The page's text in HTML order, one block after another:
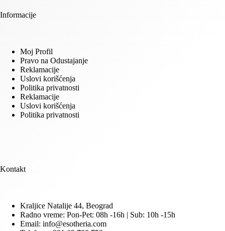
Informacije
Moj Profil
Pravo na Odustajanje
Reklamacije
Uslovi korišćenja
Politika privatnosti
Reklamacije
Uslovi korišćenja
Politika privatnosti
Kontakt
Kraljice Natalije 44, Beograd
Radno vreme: Pon-Pet: 08h -16h | Sub: 10h -15h
Email: info@esotheria.com